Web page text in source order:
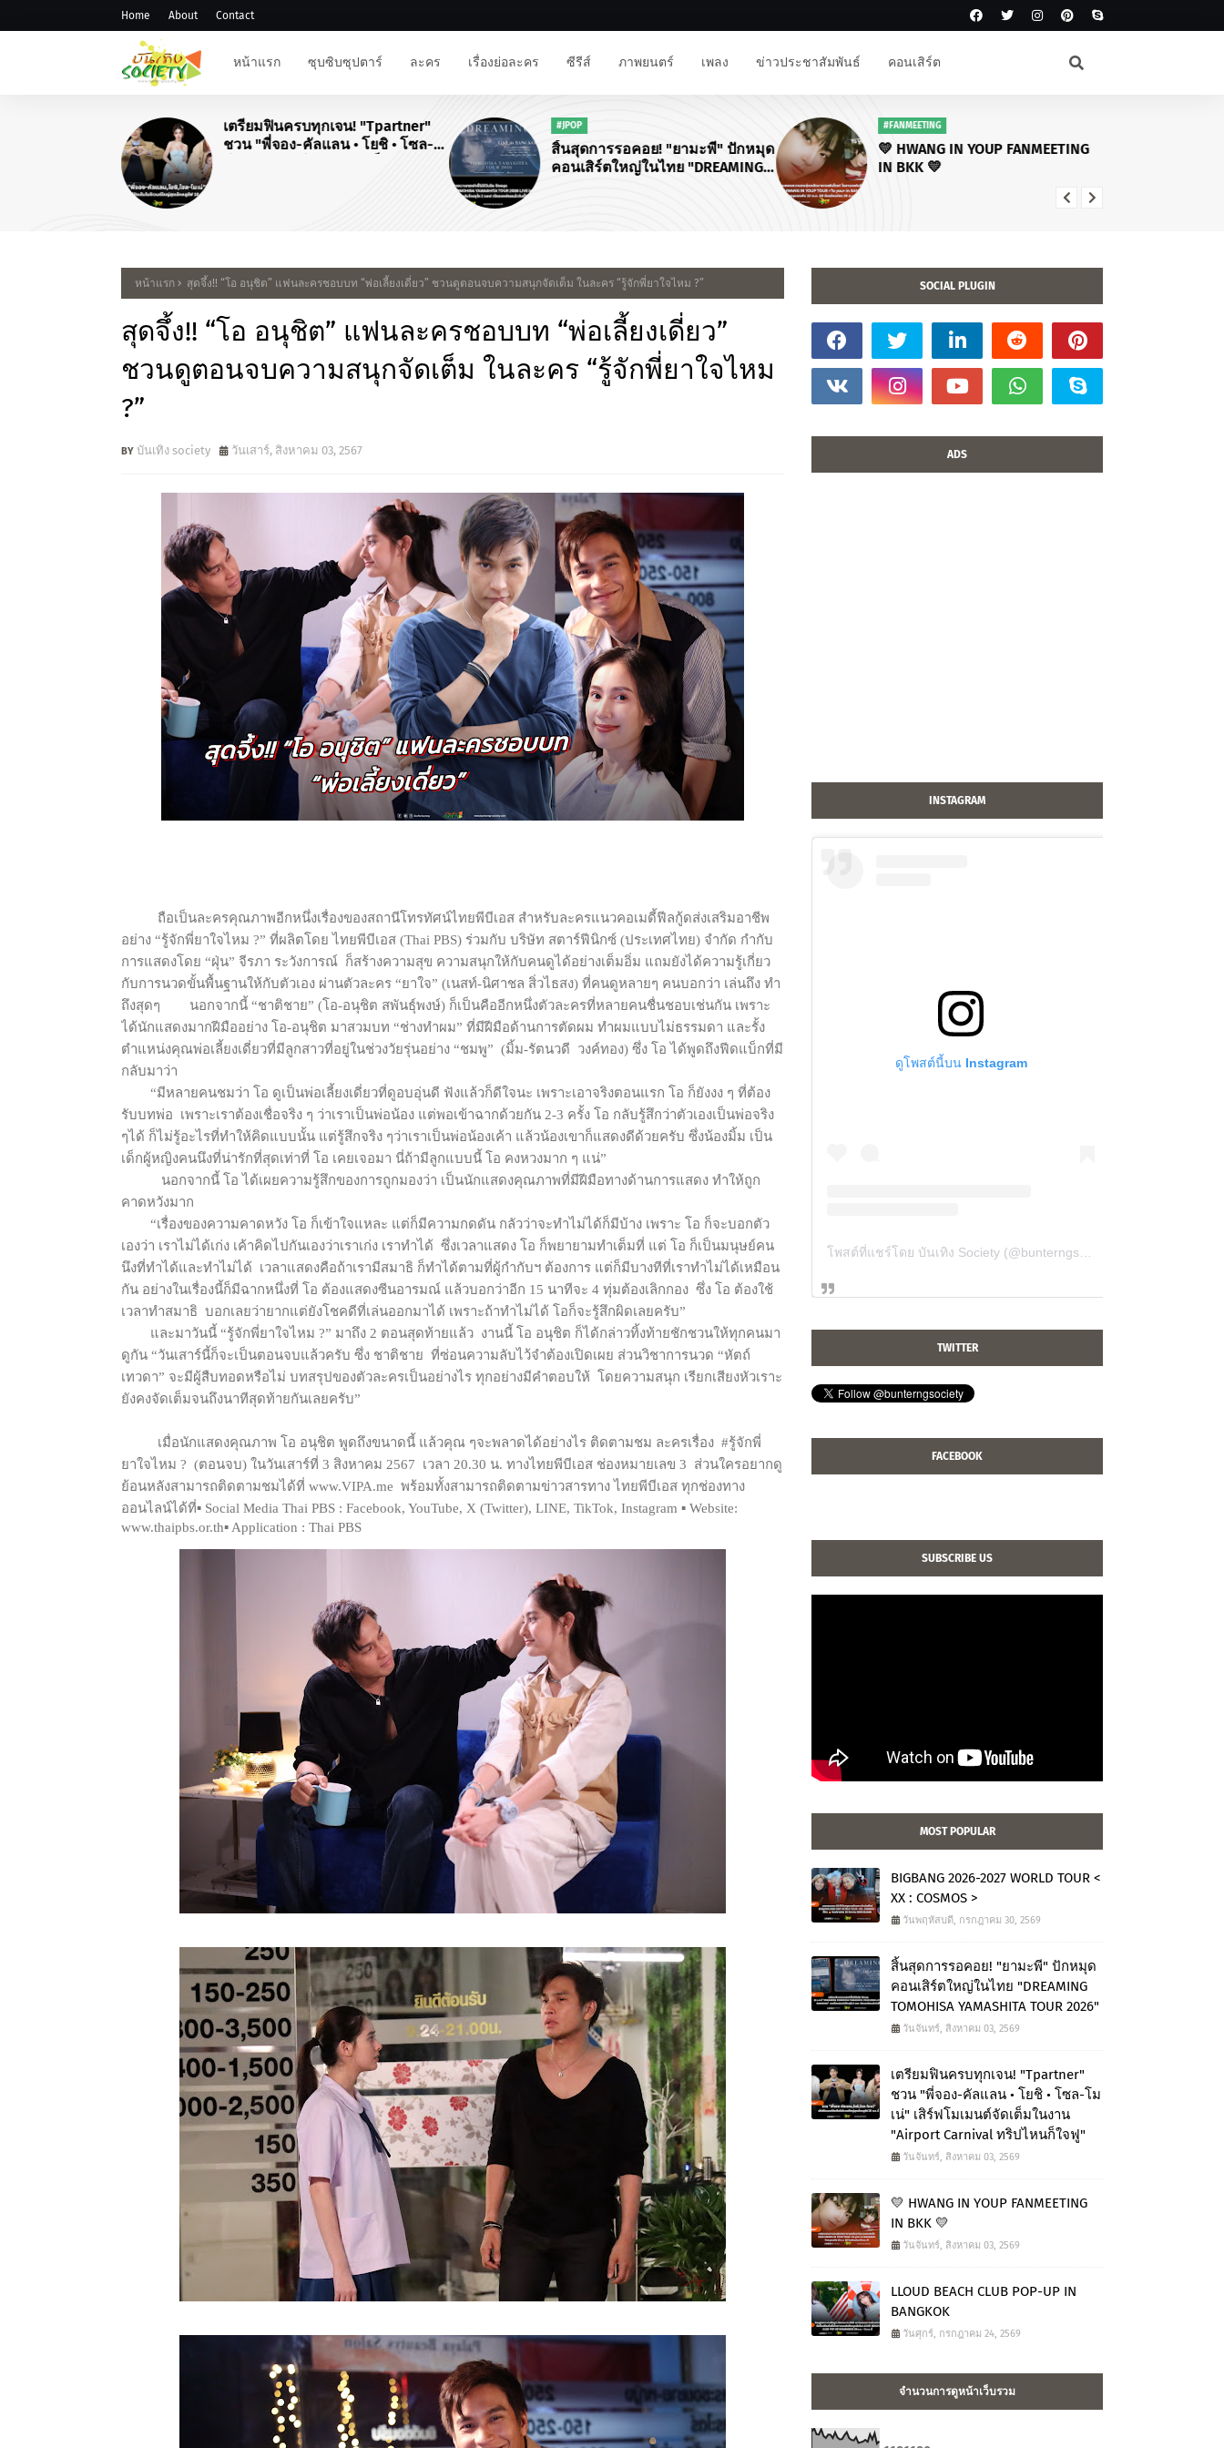
Home About Contact
หน้าแรก ซุบซิบซุปตาร์ ละคร เรื่องย่อละคร ซีรีส์ ภาพยนตร์ เพลง ข่าวประชาสัมพันธ์ คอนเสิร์ต
เตรียมฟินครบทุกเจน! "Tpartner"
ชวน "พี่จอง-คัลแลน • โยชิ • โซล-
#JPOP
สิ้นสุดการรอคอย! "ยามะพี" ปักหมุด
คอนเสิร์ตใหญ่ในไทย "DREAMING
#FANMEETING
💛 HWANG IN YOUP FANMEETING
IN BKK 💛
หน้าแรก สุดจึ้ง!! “โอ อนุชิต” แฟนละครชอบบท “พ่อเลี้ยงเดี่ยว” ชวนดูตอนจบความสนุกจัดเต็ม ในละคร “รู้จักพี่ยาใจไหม ?”
สุดจึ้ง!! “โอ อนุชิต” แฟนละครชอบบท “พ่อเลี้ยงเดี่ยว”
ชวนดูตอนจบความสนุกจัดเต็ม ในละคร “รู้จักพี่ยาใจไหม
?”
บันเทิง society วันเสาร์, สิงหาคม 03, 2567
ถือเป็นละครคุณภาพอีกหนึ่งเรื่องของสถานีโทรทัศน์ไทยพีบีเอส สำหรับละครแนวคอเมดี้ฟีลกู้ดส่งเสริมอาชีพ
อย่าง “รู้จักพี่ยาใจไหม ?” ที่ผลิตโดย ไทยพีบีเอส (Thai PBS) ร่วมกับ บริษัท สตาร์ฟีนิกซ์ (ประเทศไทย) จำกัด กำกับ
การแสดงโดย “ฝุ่น” จีรภา ระวังการณ์ ก็สร้างความสุข ความสนุกให้กับคนดูได้อย่างเต็มอิ่ม แถมยังได้ความรู้เกี่ยว
กับการนวดขั้นพื้นฐานให้กับตัวเอง ผ่านตัวละคร “ยาใจ” (เนสท์-นิศาชล สิ่วไธสง) ที่คนดูหลายๆ คนบอกว่า เล่นถึง ทำ
ถึงสุดๆ
นอกจากนี้ “ชาติชาย” (โอ-อนุชิต สพันธุ์พงษ์) ก็เป็นคืออีกหนึ่งตัวละครที่หลายคนชื่นชอบเช่นกัน เพราะ
ได้นักแสดงมากฝีมืออย่าง โอ-อนุชิต มาสวมบท “ช่างทำผม” ที่มีฝีมือด้านการตัดผม ทำผมแบบไม่ธรรมดา และรั้ง
ตำแหน่งคุณพ่อเลี้ยงเดี่ยวที่มีลูกสาวที่อยู่ในช่วงวัยรุ่นอย่าง “ชมพู” (มิ้ม-รัตนวดี
วงค์ทอง) ซึ่ง โอ ได้พูดถึงฟีดแบ็กที่มี
กลับมาว่า
“มีหลายคนชมว่า โอ ดูเป็นพ่อเลี้ยงเดี่ยวที่ดูอบอุ่นดี ฟังแล้วก็ดีใจนะ เพราะเอาจริงตอนแรก โอ ก็ยังงง ๆ ที่ต้อง
รับบทพ่อ
เพราะเราต้องเชื่อจริง ๆ ว่าเราเป็นพ่อน้อง แต่พอเข้าฉากด้วยกัน 2-3 ครั้ง โอ กลับรู้สึกว่าตัวเองเป็นพ่อจริง
ๆได้ ก็ไม่รู้อะไรที่ทำให้คิดแบบนั้น แต่รู้สึกจริง ๆว่าเราเป็นพ่อน้องเค้า แล้วน้องเขาก็แสดงดีด้วยครับ ซึ่งน้องมิ้ม เป็น
เด็กผู้หญิงคนนึงที่น่ารักที่สุดเท่าที่ โอ เคยเจอมา นี่ถ้ามีลูกแบบนี้ โอ คงหวงมาก ๆ แน่”
นอกจากนี้ โอ ได้เผยความรู้สึกของการถูกมองว่า เป็นนักแสดงคุณภาพที่มีฝีมือทางด้านการแสดง ทำให้ถูก
คาดหวังมาก
“เรื่องของความคาดหวัง โอ ก็เข้าใจแหละ แต่ก็มีความกดดัน กลัวว่าจะทำไม่ได้ก็มีบ้าง เพราะ โอ ก็จะบอกตัว
เองว่า เราไม่ได้เก่ง เค้าคิดไปกันเองว่าเราเก่ง เราทำได้ ซึ่งเวลาแสดง โอ ก็พยายามทำเต็มที่ แต่ โอ ก็เป็นมนุษย์คน
นึงที่ทำได้และทำไม่ได้
เวลาแสดงคือถ้าเรามีสมาธิ ก็ทำได้ตามที่ผู้กำกับฯ ต้องการ แต่ก็มีบางทีที่เราทำไม่ได้เหมือน
กัน อย่างในเรื่องนี้ก็มีฉากหนึ่งที่ โอ ต้องแสดงซีนอารมณ์ แล้วบอกว่าอีก 15 นาทีจะ 4 ทุ่มต้องเลิกกอง ซึ่ง โอ ต้องใช้
เวลาทำสมาธิ บอกเลยว่ายากแต่ยังโชคดีที่เล่นออกมาได้ เพราะถ้าทำไม่ได้ โอก็จะรู้สึกผิดเลยครับ”
และมาวันนี้ “รู้จักพี่ยาใจไหม ?” มาถึง 2 ตอนสุดท้ายแล้ว งานนี้ โอ อนุชิต ก็ได้กล่าวทิ้งท้ายชักชวนให้ทุกคนมา
ดูกัน “วันเสาร์นี้ก็จะเป็นตอนจบแล้วครับ ซึ่ง ชาติชาย ที่ซ่อนความลับไว้จำต้องเปิดเผย ส่วนวิชาการนวด “หัตถ์
เทวดา” จะมีผู้สืบทอดหรือไม่ บทสรุปของตัวละครเป็นอย่างไร ทุกอย่างมีคำตอบให้
โดยความสนุก เรียกเสียงหัวเราะ
ยังคงจัดเต็มจนถึงนาทีสุดท้ายกันเลยครับ”
เมื่อนักแสดงคุณภาพ โอ อนุชิต พูดถึงขนาดนี้ แล้วคุณ ๆจะพลาดได้อย่างไร ติดตามชม ละครเรื่อง #รู้จักพี่
ยาใจไหม ? (ตอนจบ) ในวันเสาร์ที่ 3 สิงหาคม 2567 เวลา 20.30 น. ทางไทยพีบีเอส ช่องหมายเลข 3
ส่วนใครอยากดู
ย้อนหลังสามารถติดตามชมได้ที่ www.VIPA.me พร้อมทั้งสามารถติดตามข่าวสารทาง ไทยพีบีเอส ทุกช่องทาง
ออนไลน์ได้ที่▪ Social Media Thai PBS : Facebook, YouTube, X (Twitter), LINE, TikTok, Instagram ▪ Website:
www.thaipbs.or.th▪ Application : Thai PBS
SOCIAL PLUGIN
ADS
INSTAGRAM
ดูโพสต์นี้บน Instagram
TWITTER
FACEBOOK
SUBSCRIBE US
MOST POPULAR
BIGBANG 2026-2027 WORLD TOUR <
XX : COSMOS >
วันพฤหัสบดี, กรกฎาคม 30, 2569
สิ้นสุดการรอคอย! "ยามะพี" ปักหมุด
คอนเสิร์ตใหญ่ในไทย "DREAMING
TOMOHISA YAMASHITA TOUR 2026"
วันจันทร์, สิงหาคม 03, 2569
เตรียมฟินครบทุกเจน! "Tpartner"
ชวน "พี่จอง-คัลแลน • โยชิ • โซล-โม
เน่" เสิร์ฟโมเมนต์จัดเต็มในงาน
"Airport Carnival ทริปไหนก็ใจฟู"
วันจันทร์, สิงหาคม 03, 2569
💛 HWANG IN YOUP FANMEETING
IN BKK 💛
วันจันทร์, สิงหาคม 03, 2569
LLOUD BEACH CLUB POP-UP IN
BANGKOK
วันศุกร์, กรกฎาคม 24, 2569
จำนวนการดูหน้าเว็บรวม